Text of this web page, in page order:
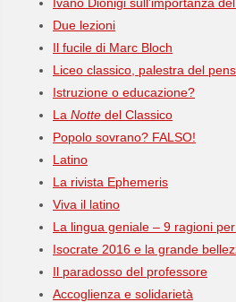
Due lezioni
Il fucile di Marc Bloch
Liceo classico, palestra del
Istruzione o educazione?
La Notte del Classico
Popolo sovrano? FALSO!
Latino
La rivista Ephemeris
Viva il latino
La lingua geniale – 9 ragioni
Isocrate 2016 e la grande
Il paradosso del professore
Accoglienza e solidarietà